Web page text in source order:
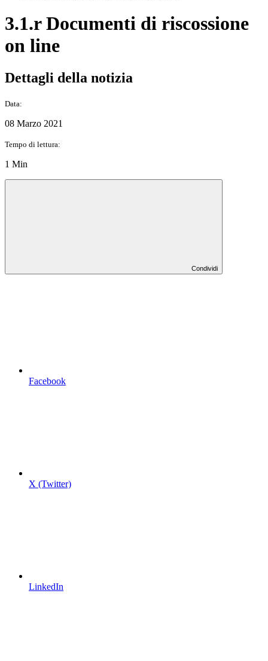
3.1.r Documenti di riscossione
on line
Dettagli della notizia
Data:
08 Marzo 2021
Tempo di lettura:
1 Min
Condividi
Facebook
X (Twitter)
LinkedIn